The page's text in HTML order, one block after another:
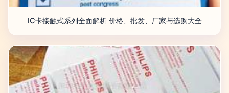
IC卡接触式系列全面解析 价格、批发、厂家与选购大全